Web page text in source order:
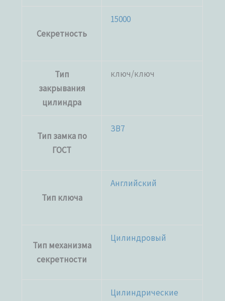
Секретность
15000
Тип
закрывания
цилиндра
ключ/ключ
Тип замка по
ГОСТ
ЗВ7
Тип ключа
Английский
Тип механизма
секретности
Цилиндровый
Цилиндрические